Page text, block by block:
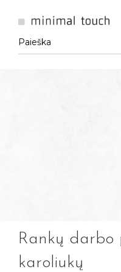
Rankų darbo
karoliukų